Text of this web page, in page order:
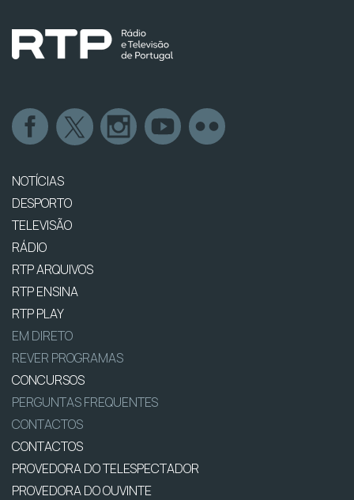
NOTÍCIAS
DESPORTO
TELEVISÃO
RÁDIO
RTP ARQUIVOS
RTP ENSINA
RTP PLAY
EM DIRETO
REVER PROGRAMAS
CONCURSOS
PERGUNTAS FREQUENTES
CONTACTOS
CONTACTOS
PROVEDORA DO TELESPECTADOR
PROVEDORA DO OUVINTE